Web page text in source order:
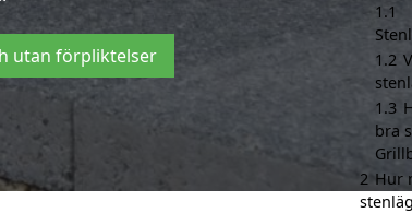
utan förpliktelser
1.1
1.2
1.3
bra
2 Hur